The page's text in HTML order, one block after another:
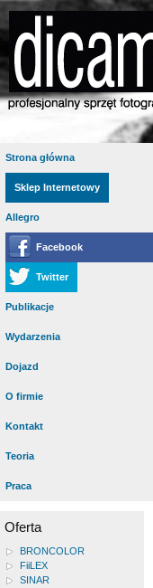
Strona główna
Sklep Internetowy
Allegro
Facebook
Twitter
Publikacje
Wydarzenia
Dojazd
O firmie
Kontakt
Teoria
Praca
Oferta
BRONCOLOR
FiiLEX
SINAR